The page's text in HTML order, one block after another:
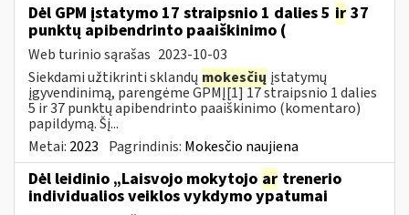
Dėl GPM įstatymo 17 straipsnio 1 dalies 5 ir 37
punktų apibendrinto paaiškinimo (
Web turinio sąrašas 2023-10-03
Siekdami užtikrinti sklandų mokesčių įstatymų
įgyvendinimą, parengėme GPMĮ[1] 17 straipsnio 1 dalies
5 ir 37 punktų apibendrinto paaiškinimo (komentaro)
papildymą. Šį...
Metai: 2023 Pagrindinis: Mokesčio naujiena
Dėl leidinio „Laisvojo mokytojo ar trenerio
individualios veiklos vykdymo ypatumai